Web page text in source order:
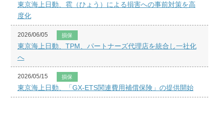
東京海上日動、雹（ひょう）による損害への事前対策を高
度化
2026/06/05 損保
東京海上日動、TPM、パートナーズ代理店を統合し一社化
へ
2026/05/15 損保
東京海上日動、「GX-ETS関連費用補償保険」の提供開始